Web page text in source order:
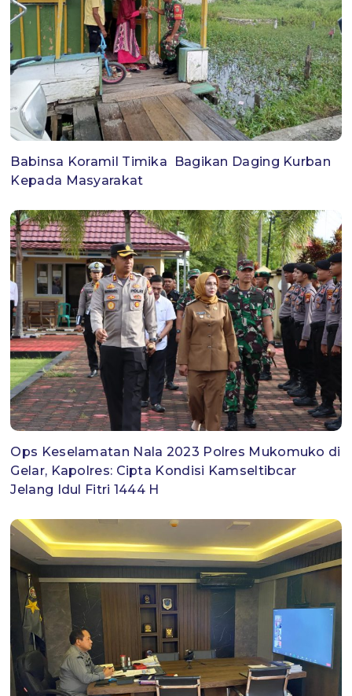
Babinsa Koramil Timika Bagikan Daging Kurban
Kepada Masyarakat
Ops Keselamatan Nala 2023 Polres Mukomuko di
Gelar, Kapolres: Cipta Kondisi Kamseltibcar
Jelang Idul Fitri 1444 H